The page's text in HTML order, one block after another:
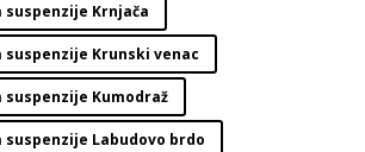
suspenzije Krnjača
suspenzije Krunski venac
suspenzije Kumodraž
suspenzije Labudovo brdo